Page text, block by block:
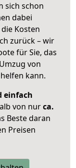
sich schon
dabei
Kosten
zurück – wir
für Sie, das
von
kann.
einfach
von nurca.
Beste daran
Preisen